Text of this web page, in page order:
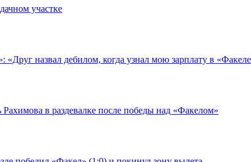
участке
«Друг назвал дебилом, когда узнал мою зарплату в
Рахимова в раздевалке после победы над «Факелом»